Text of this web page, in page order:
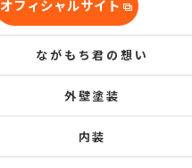
オフィシャルサイト
ながもち君の想い
外壁塗装
内装